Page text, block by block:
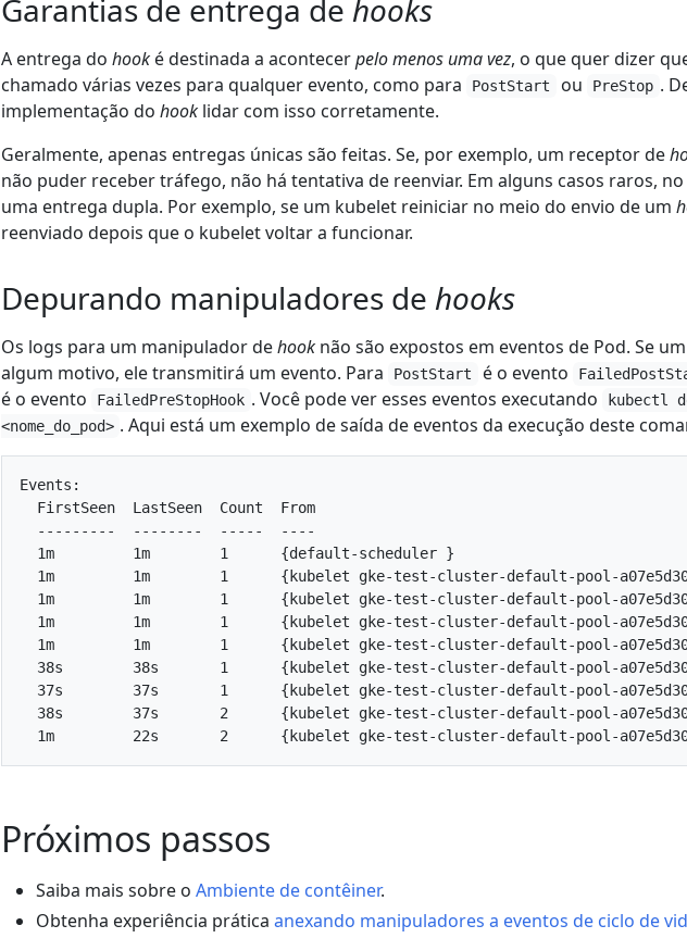
Garantias de entrega de hooks
A entrega do hook é destinada a acontecerpelo menos uma vez, o que quer dizer
chamado várias vezes para qualquer evento, como para
PostStart ou PreStop .
implementação do hook lidar com isso corretamente.
Geralmente, apenas entregas únicas são feitas. Se, por exemplo, um receptor de
não puder receber tráfego, não há tentativa de reenviar. Em alguns casos raros,
uma entrega dupla. Por exemplo, se um kubelet reiniciar no meio do envio de um
reenviado depois que o kubelet voltar a funcionar.
Depurando manipuladores de hooks
Os logs para um manipulador dehook não são expostos em eventos de Pod. Se
algum motivo, ele transmitirá um evento. Para
PostStart é o evento
é o evento FailedPreStopHook . Você pode ver esses eventos executando
kubectl
<nome_do_pod> . Aqui está um exemplo de saída de eventos da execução deste
Events:
FirstSeen  LastSeen  Count  From
---------  --------  -----  ----
1m         1m        1      {default-scheduler }
1m         1m        1      {kubelet gke-test-cluster-default-pool-
1m         1m        1      {kubelet gke-test-cluster-default-pool-
1m         1m        1      {kubelet gke-test-cluster-default-pool-
1m         1m        1      {kubelet gke-test-cluster-default-pool-
38s        38s       1      {kubelet gke-test-cluster-default-pool-
37s        37s       1      {kubelet gke-test-cluster-default-pool-
38s        37s       2      {kubelet gke-test-cluster-default-pool-
Próximos passos
Saiba mais sobre o Ambiente de contêiner.
Obtenha experiência prática anexando manipuladores a eventos de ciclo de